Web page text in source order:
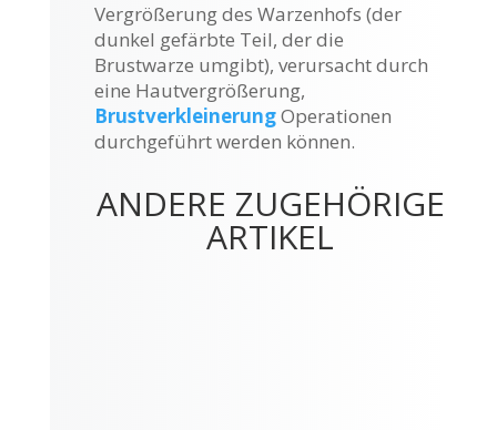
Vergrößerung des Warzenhofs (der
dunkel gefärbte Teil, der die
Brustwarze umgibt), verursacht durch
eine Hautvergrößerung,
BrustverkleinerungOperationen
durchgeführt werden können.
ANDERE ZUGEHÖRIGE
ARTIKEL